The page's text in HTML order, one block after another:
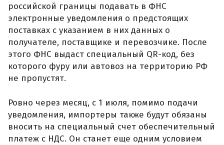
российской границы подавать в ФНС
электронные уведомления о предстоящих
поставках с указанием в них данных о
получателе, поставщике и перевозчике. После
этого ФНС выдаст специальный QR-код, без
которого фуру или автовоз на территорию РФ
не пропустят.
Ровно через месяц, с 1 июля, помимо подачи
уведомления, импортеры также будут обязаны
вносить на специальный счет обеспечительный
платеж с НДС. Он станет еще одним условием